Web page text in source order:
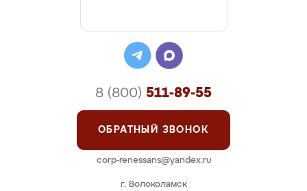
г. Волоколамск
8 (800) 511-89-55
ОБРАТНЫЙ ЗВОНОК
corp-renessans@yandex.ru